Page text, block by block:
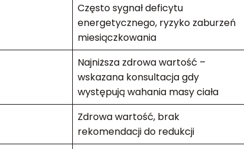
Często sygnał deficytu
energetycznego, ryzyko zaburzeń
miesiączkowania
Najniższa zdrowa wartość –
wskazana konsultacja gdy
występują wahania masy ciała
Zdrowa wartość, brak
rekomendacji do redukcji